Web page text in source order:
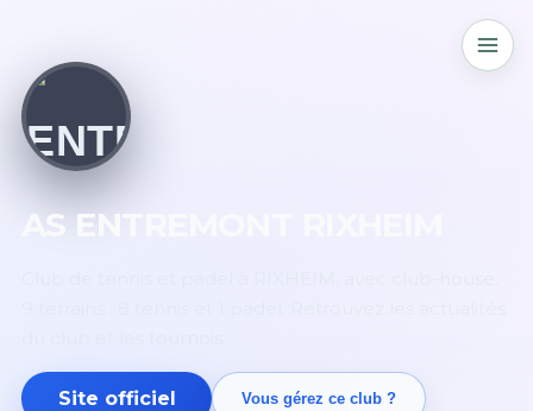
AS ENTREMONT RIXHEIM
Site officiel Vous gérez ce club ?